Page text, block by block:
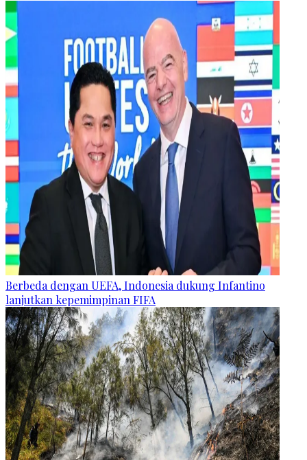
Berbeda dengan UEFA, Indonesia dukung Infantino
lanjutkan kepemimpinan FIFA